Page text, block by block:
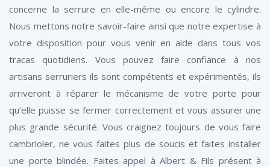
concerne la serrure en elle-même ou encore le cylindre.
Nous mettons notre savoir-faire ainsi que notre expertise à
votre disposition pour vous venir en aide dans tous vos
tracas quotidiens. Vous pouvez faire confiance à nos
artisans serruriers ils sont compétents et expérimentés, ils
arriveront à réparer le mécanisme de votre porte pour
qu’elle puisse se fermer correctement et vous assurer une
plus grande sécurité. Vous craignez toujours de vous faire
cambrioler, ne vous faites plus de soucis et faites installer
une porte blindée. Faites appel à Albert & Fils présent à